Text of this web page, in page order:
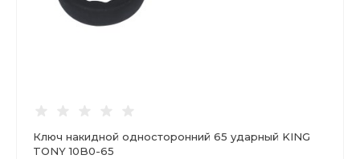
Ключ накидной односторонний 65 ударный KING
TONY 10B0-65